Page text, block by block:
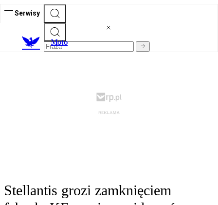
Serwisy
Moto
Stellantis grozi zamknięciem